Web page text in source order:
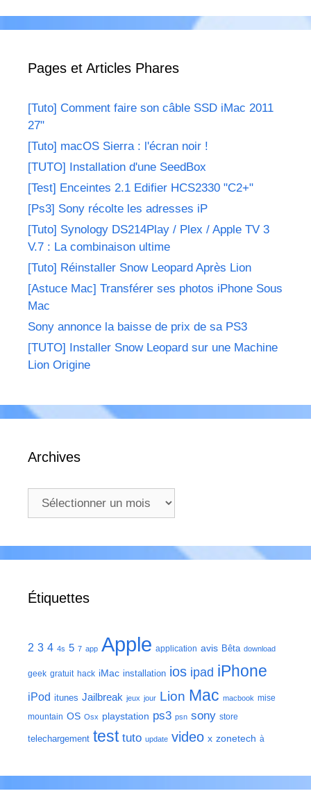
Pages et Articles Phares
[Tuto] Comment faire son câble SSD iMac 2011
27"
[Tuto] macOS Sierra : l'écran noir !
[TUTO] Installation d'une SeedBox
[Test] Enceintes 2.1 Edifier HCS2330 "C2+"
[Ps3] Sony récolte les adresses iP
[Tuto] Synology DS214Play / Plex / Apple TV 3
V.7 : La combinaison ultime
[Tuto] Réinstaller Snow Leopard Après Lion
[Astuce Mac] Transférer ses photos iPhone Sous
Mac
Sony annonce la baisse de prix de sa PS3
[TUTO] Installer Snow Leopard sur une Machine
Lion Origine
Archives
Archives
Étiquettes
2 3 4 4s 5 7 app Apple application avis Bêta download
geek gratuit hack iMac installation ios ipad iPhone
iPod itunes Jailbreak jeux jour Lion Mac macbook mise
mountain OS Osx playstation ps3 psn sony store
telechargement test tuto update video x zonetech à